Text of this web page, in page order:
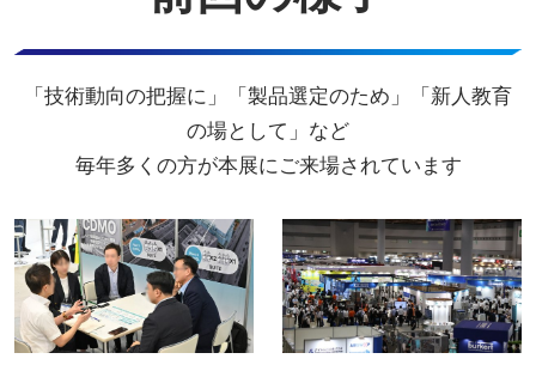
「技術動向の把握に」「製品選定のため」「新人教育
の場として」など
毎年多くの方が本展にご来場されています